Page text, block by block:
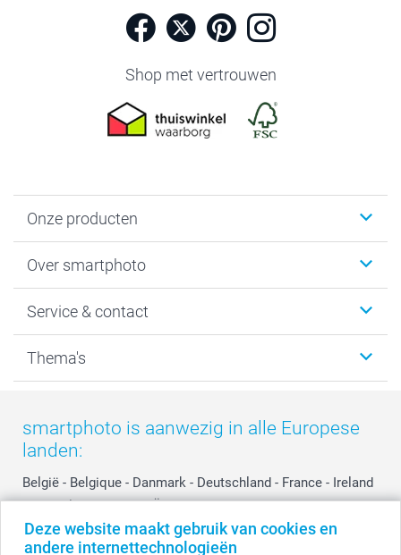
Deze website maakt gebruik van cookies en
andere internettechnologieën
Shop met vertrouwen
Onze producten
Fotoboeken
Fotocadeaus
Kaarten
Over smartphoto
Vacatures
Bestelproces
Privacy
Cookiebeleid
Reviews
Prijslijst
Investor Relations
Service & contact
Tevredenheidsgarantie
smartbonus
smartfriends
service@smartphoto.nl
Affiliate partnerprogramma
Partnerships
Influencer partnerprogramma
Thema's
Moederdag
Vaderdag
Huwelijk
smartphoto is aanwezig in alle Europese
landen:
België - Belgique - Danmark - Deutschland - France - Ireland
- Nederland - Norge - Österreich - Schweiz - Suisse -
Switzerland - Suomi - Sverige - United Kingdom -
Other Countries